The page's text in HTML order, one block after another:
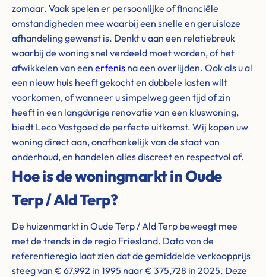
zomaar. Vaak spelen er persoonlijke of financiële
omstandigheden mee waarbij een snelle en geruisloze
afhandeling gewenst is. Denkt u aan een relatiebreuk
waarbij de woning snel verdeeld moet worden, of het
afwikkelen van een erfenis na een overlijden. Ook als u al
een nieuw huis heeft gekocht en dubbele lasten wilt
voorkomen, of wanneer u simpelweg geen tijd of zin
heeft in een langdurige renovatie van een kluswoning,
biedt Leco Vastgoed de perfecte uitkomst. Wij kopen uw
woning direct aan, onafhankelijk van de staat van
onderhoud, en handelen alles discreet en respectvol af.
Hoe is de woningmarkt in Oude
Terp / Ald Terp?
De huizenmarkt in Oude Terp / Ald Terp beweegt mee
met de trends in de regio Friesland. Data van de
referentieregio laat zien dat de gemiddelde verkoopprijs
steeg van € 67,992 in 1995 naar € 375,728 in 2025. Deze